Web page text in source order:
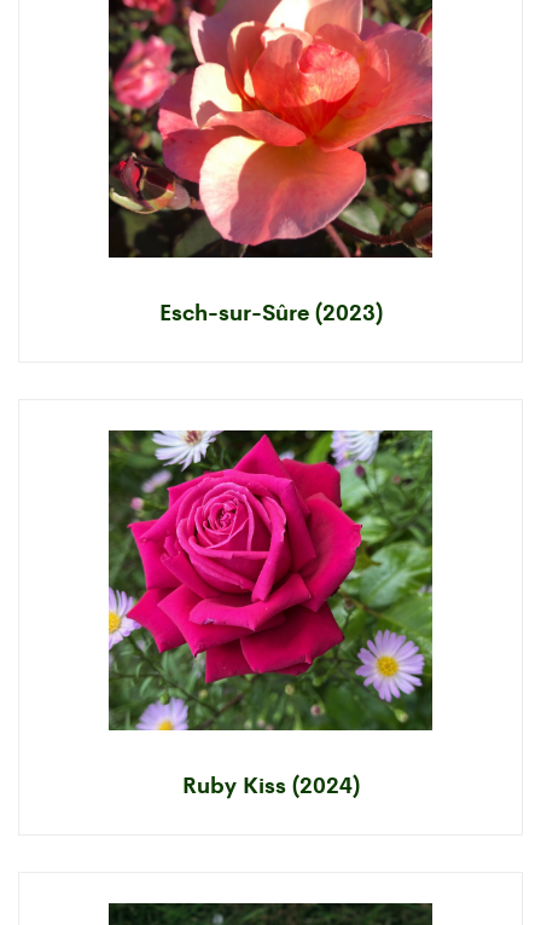
Esch-sur-Sûre (2023)
Ruby Kiss (2024)